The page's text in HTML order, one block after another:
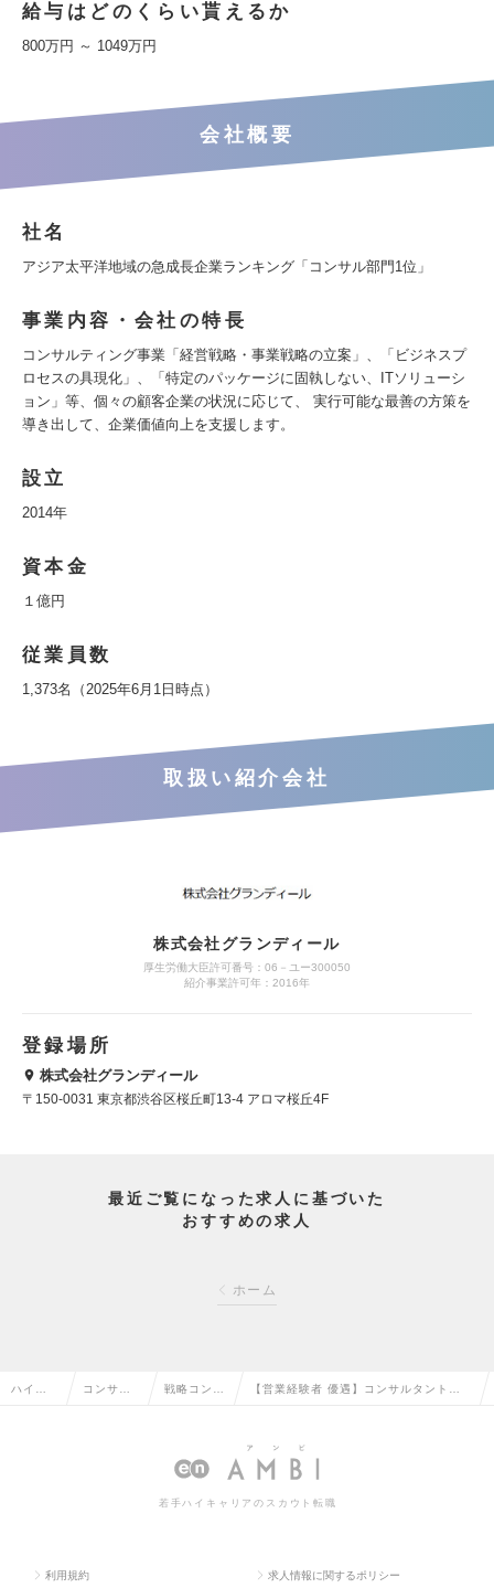
給与はどのくらい貰えるか
800万円 ～ 1049万円
会社概要
社名
アジア太平洋地域の急成長企業ランキング「コンサル部門1位」
事業内容・会社の特長
コンサルティング事業「経営戦略・事業戦略の立案」、「ビジネスプ
ロセスの具現化」、「特定のパッケージに固執しない、ITソリューシ
ョン」等、個々の顧客企業の状況に応じて、 実行可能な最善の方策を
導き出して、企業価値向上を支援します。
設立
2014年
資本金
１億円
従業員数
1,373名（2025年6月1日時点）
取扱い紹介会社
株式会社グランディール
厚生労働大臣許可番号：06－ユー300050
紹介事業許可年：2016年
登録場所
株式会社グランディール
〒150-0031 東京都渋谷区桜丘町13-4 アロマ桜丘4F
最近ご覧になった求人に基づいた
おすすめの求人
ホーム
ハイク コンサル 戦略コンサ
転職
【営業経験者 優遇】コンサルタント職
補）の求人情報
若手ハイキャリアのスカウト転職
利用規約 求人情報に関するポリシー